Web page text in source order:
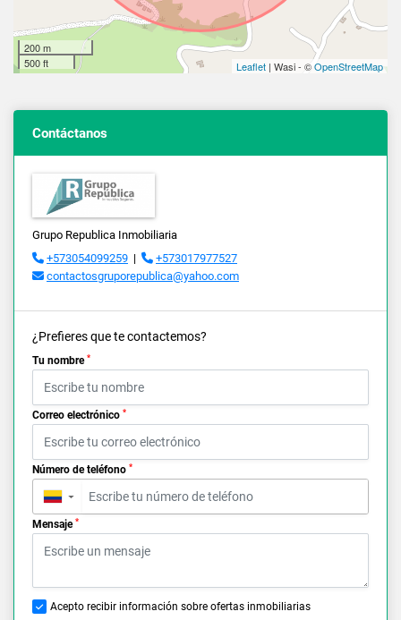
200 m
500 ft
Leaflet | Wasi - ©OpenStreetMap
Contáctanos
Grupo Republica Inmobiliaria
+573054099259 |
+573017977527
contactosgruporepublica@yahoo.com
¿Prefieres que te contactemos?
Tu nombre *
Correo electrónico *
Número de teléfono *
▼
Mensaje *
Acepto recibir información sobre ofertas inmobiliarias